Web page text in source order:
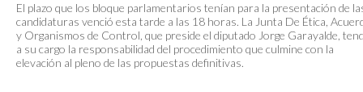
El plazo que los bloque parlamentarios tenían para la presentación de
candidaturas venció esta tarde a las 18 horas. La Junta De Ética,
y Organismos de Control, que preside el diputado Jorge Garayalde,
a su cargo la responsabilidad del procedimiento que culmine con la
elevación al pleno de las propuestas definitivas.